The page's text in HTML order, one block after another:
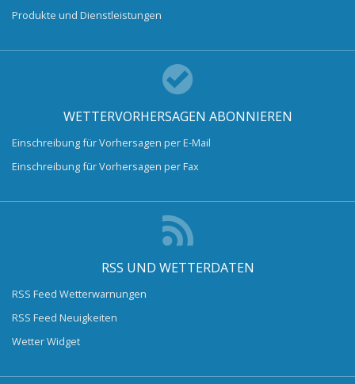
Produkte und Dienstleistungen
WETTERVORHERSAGEN ABONNIEREN
Einschreibung für Vorhersagen per E-Mail
Einschreibung für Vorhersagen per Fax
RSS UND WETTERDATEN
RSS Feed Wetterwarnungen
RSS Feed Neuigkeiten
Wetter Widget